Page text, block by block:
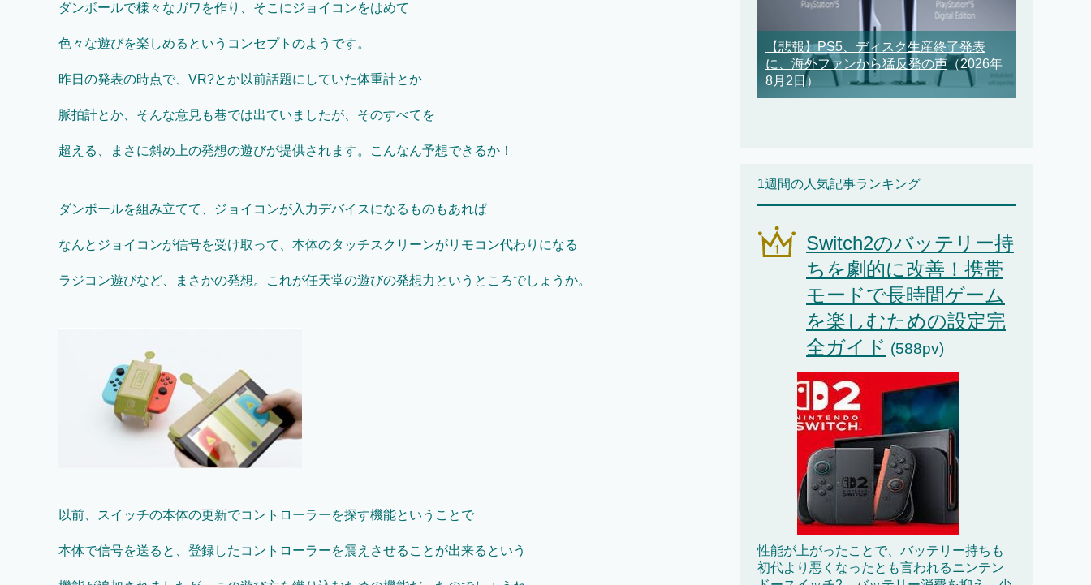
ダンボールで様々なガワを作り、そこにジョイコンをはめて
色々な遊びを楽しめるというコンセプト のようです。
昨日の発表の時点で、VR?とか以前話題にしていた体重計とか
脈拍計とか、そんな意見も巷では出ていましたが、そのすべてを
超える、まさに斜め上の発想の遊びが提供されます。こんなん予想できるか！
ダンボールを組み立てて、ジョイコンが入力デバイスになるものもあれば
なんとジョイコンが信号を受け取って、本体のタッチスクリーンがリモコン代わりになる
ラジコン遊びなど、まさかの発想。これが任天堂の遊びの発想力というところでしょうか。
以前、スイッチの本体の更新でコントローラーを探す機能ということで
本体で信号を送ると、登録したコントローラーを震えさせることが出来るという
【悲報】PS5、ディスク生産終了発表
に、海外ファンから猛反発の声（2026年
8月2日）
1週間の人気記事ランキング
Switch2のバッテリー持
ちを劇的に改善！携帯
モードで長時間ゲーム
を楽しむための設定完
全ガイド (588pv)
性能が上がったことで、バッテリー持ちも
初代より悪くなったとも言われるニンテン